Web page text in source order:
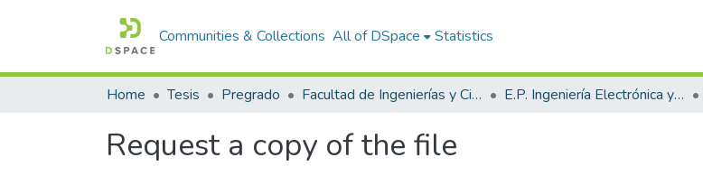
Communities & Collections All of DSpace Statistics
Home Tesis Pregrado Facultad de Ingenierías y Ciencias Puras E.P. Ingeniería Electrónica y Telecomunicaciones
Request a copy of the file